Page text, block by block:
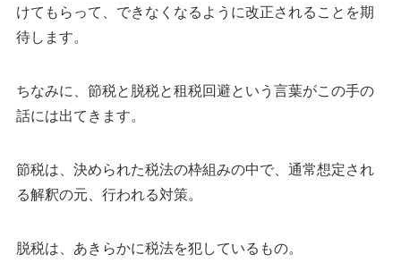
けてもらって、できなくなるように改正されることを期
待します。
ちなみに、節税と脱税と租税回避という言葉がこの手の
話には出てきます。
節税は、決められた税法の枠組みの中で、通常想定され
る解釈の元、行われる対策。
脱税は、あきらかに税法を犯しているもの。